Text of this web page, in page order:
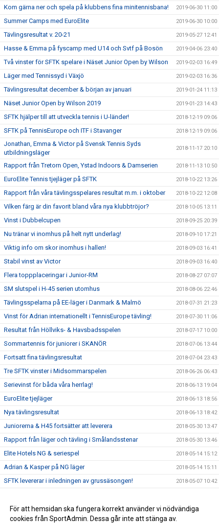
Kom gärna ner och spela på klubbens fina minitennisbana! 2019-06-30 11:00
Summer Camps med EuroElite 2019-06-30 10:00
Tävlingsresultat v. 20-21 2019-05-27 12:41
Hasse & Emma på fyscamp med U14 och Svtf på Bosön 2019-04-06 23:40
Två vinster för SFTK spelare i Näset Junior Open by Wilson 2019-02-03 16:49
Läger med Tennissyd i Växjö 2019-02-03 16:36
Tävlingsresultat december & början av januari 2019-01-24 11:13
Näset Junior Open by Wilson 2019 2019-01-23 14:43
SFTK hjälper till att utveckla tennis i U-länder! 2018-12-19 09:06
SFTK på TennisEurope och ITF i Stavanger 2018-12-19 09:06
Jonathan, Emma & Victor på Svensk Tennis Syds
utbildningsläger
2018-11-17 20:10
Rapport från Tretorn Open, Ystad Indoors & Damserien 2018-11-13 10:50
EuroElite Tennis tjejläger på SFTK 2018-10-22 13:26
Rapport från våra tävlingsspelares resultat m.m. i oktober 2018-10-22 12:08
Vilken färg är din favorit bland våra nya klubbtröjor? 2018-10-05 13:11
Vinst i Dubbelcupen 2018-09-25 20:39
Nu tränar vi inomhus på helt nytt underlag! 2018-09-10 17:21
Viktig info om skor inomhus i hallen! 2018-09-03 16:41
Stabil vinst av Victor 2018-09-03 16:40
Flera toppplaceringar i Junior-RM 2018-08-27 07:07
SM slutspel i H-45 serien utomhus 2018-08-06 22:46
Tävlingsspelarna på EE-läger i Danmark & Malmö 2018-07-31 21:23
Vinst för Adrian internationellt i TennisEurope tävling! 2018-07-30 11:06
Resultat från Höllviks- & Havsbadsspelen 2018-07-17 10:00
Sommartennis för juniorer i SKANÖR 2018-07-06 13:44
Fortsatt fina tävlingsresultat 2018-07-04 23:43
Tre SFTK vinster i Midsommarspelen 2018-06-26 06:43
Serievinst för båda våra herrlag! 2018-06-13 19:04
EuroElite tjejläger 2018-06-13 18:56
Nya tävlingsresultat 2018-06-13 18:42
Juniorerna & H45 fortsätter att leverera 2018-05-30 13:47
Rapport från läger och tävling i Smålandsstenar 2018-05-30 13:46
Elite Hotels NG & seriespel 2018-05-14 15:12
Adrian & Kasper på NG läger 2018-05-14 15:11
SFTK levererar i inledningen av grussäsongen! 2018-05-07 10:42
Föreläsning för tävlingsspelarna på tisdagsträningen 2018-01-10 14:40
För att hemsidan ska fungera korrekt använder vi nödvändiga
cookies från SportAdmin. Dessa går inte att stänga av.